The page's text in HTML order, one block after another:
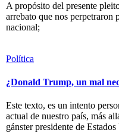
A propósito del presente
arrebato que nos perpetraron
nacional;
Política
¿Donald Trump, un mal
Este texto, es un intento
actual de nuestro país, más
gánster presidente de